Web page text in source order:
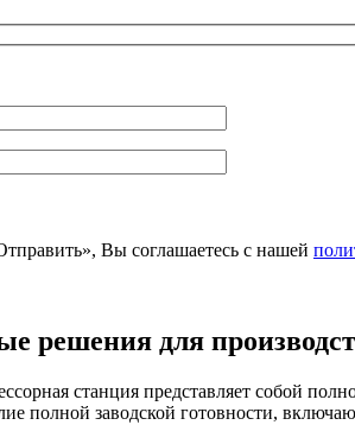
Вы соглашаетесь с нашей
решения для
станция представляет собой
полной заводской готовности,